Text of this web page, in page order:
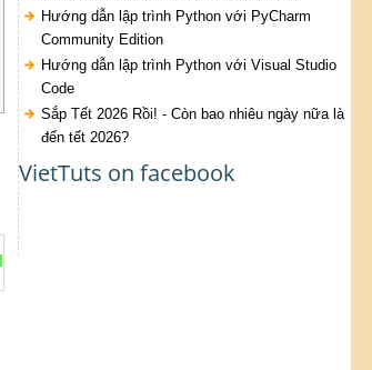
Hướng dẫn lập trình Python với PyCharm
Community Edition
Hướng dẫn lập trình Python với Visual Studio
Code
Sắp Tết 2026 Rồi! - Còn bao nhiêu ngày nữa là
đến tết 2026?
VietTuts on facebook